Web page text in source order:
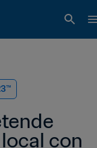
con